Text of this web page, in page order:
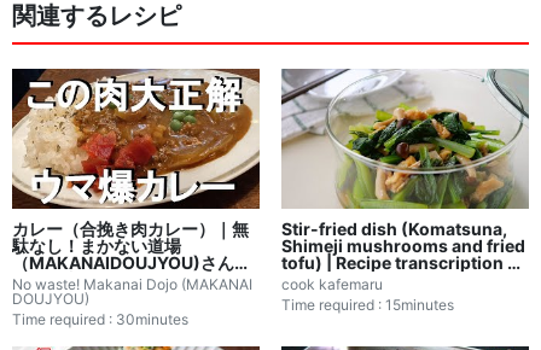
関連するレシピ
カレー（合挽き肉カレー）｜無
駄なし！まかない道場
（MAKANAIDOUJYOU)さんの
レシピ書き起こし
No waste! Makanai Dojo (MAKANAI
DOUJYOU)
Time required : 30minutes
Stir-fried dish (Komatsuna,
Shimeji mushrooms and fried
tofu) | Recipe transcription by
cook kafemaru
cook kafemaru
Time required : 15minutes